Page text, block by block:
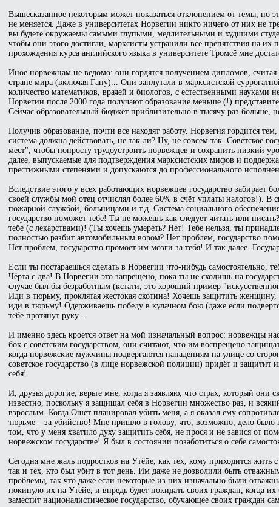
Вышесказанное некоторым может показаться отклонением от темы, но
не меняется. Даже в университетах Норвегии никто ничего от них
вы будете окружаемы самыми глупыми, медлительными и худшими
чтобы они этого достигли, марксисты устранили все препятствия на
прохождения курса английского языка в университете Тромсё мне
Иное норвежцам не ведомо: они гордятся получением дипломов,
стране мира (включая Гану)... Они заплутали в марксистской
количество математиков, врачей и биологов, с естественными
Норвегии после 2000 года получают образование меньше (!)
Сейчас образовательный бюджет приблизительно в тысячу раз больше,
Получив образование, почти все находят работу. Норвегия гордится
система должна действовать, не так ли? Ну, не совсем так. Советское
мест", чтобы попросту трудоустроить норвежцев и сохранить низкий
далее, выпускаемые для подтверждения марксистских мифов и
престижными степенями и допускаются до профессионального
Вследствие этого у всех работающих норвежцев государство забирает
своей службы мой отец отчислял более 60% в счёт уплаты налогов!). В
пожарной службой, больницами и т.д. Система социального
государство поможет тебе! Ты не можешь как следует читать или
тебе (с лекарствами)! (Ты хочешь умереть? Нет! Тебе нельзя, ты
полностью разбит автомобильным вором? Нет проблем, государство
Нет проблем, государство промоет им мозги за тебя! И так далее.
Если ты постараешься сделать в Норвегии что-нибудь самостоятельно,
Чёрта с два! В Норвегии это запрещено, пока ты не сходишь на
случае был бы безработным (кстати, это хороший пример
Иди в тюрьму, проклятая жестокая скотина! Хочешь защитить
иди в тюрьму! Одерживаешь победу в кулачном бою (даже если
тебе протянут руку...
И именно здесь кроется ответ на мой изначальный вопрос: норвежцы
бок с советским государством, они считают, что им воспрещено
когда норвежские мужчины подвергаются нападениям на улице со
советское государство (в лице норвежской полиции) придёт и защитит
себя!
И, друзья дорогие, верьте мне, когда я заявляю, что страх, который
известно, поскольку я защищал себя в Норвегии множество раз, и
взрослым. Когда Ошет планировал убить меня, а я оказал ему
тюрьме – за убийство! Мне пришло в голову, что, возможно, дело было
том, что у меня хватило духу защитить себя, не прося и не завися от
норвежском государстве! Я был в состоянии позаботиться о себе
Сегодня мне жаль подростков на Утёйе, как тех, кому приходится жить
так и тех, кто был убит в тот день. Им даже не дозволили быть
проблемы, так что даже если некоторые из них изначально были
покинуло их на Утёйе, и впредь будет покидать своих граждан, когда
заместит националистическое государство, обучающее своих граждан